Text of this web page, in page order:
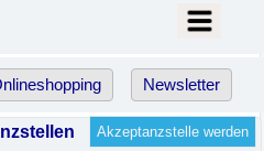
Newsletter
Akzeptanzstelle werden